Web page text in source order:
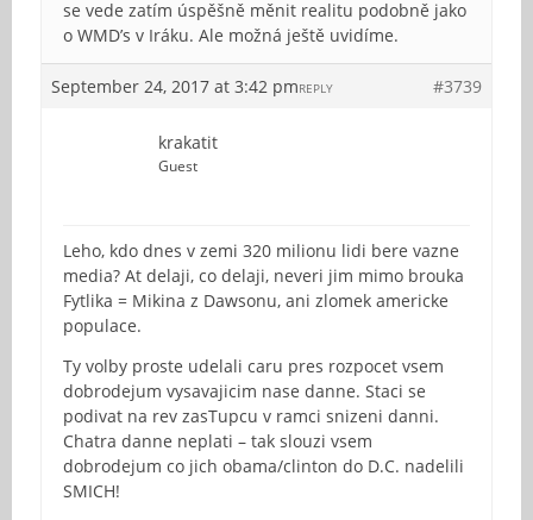
se vede zatím úspěšně měnit realitu podobně jako
o WMD’s v Iráku. Ale možná ještě uvidíme.
September 24, 2017 at 3:42 pm #3739
REPLY
krakatit
Guest
Leho, kdo dnes v zemi 320 milionu lidi bere vazne
media? At delaji, co delaji, neveri jim mimo brouka
Fytlika = Mikina z Dawsonu, ani zlomek americke
populace.
Ty volby proste udelali caru pres rozpocet vsem
dobrodejum vysavajicim nase danne. Staci se
podivat na rev zasTupcu v ramci snizeni danni.
Chatra danne neplati – tak slouzi vsem
dobrodejum co jich obama/clinton do D.C. nadelili
SMICH!